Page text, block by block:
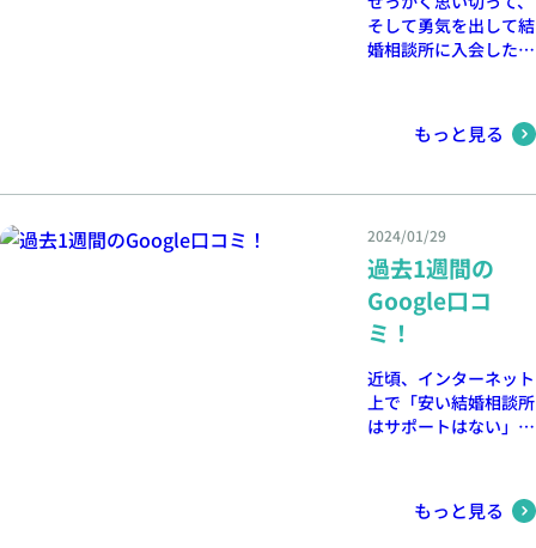
そして勇気を出して結
婚相談所に入会したも
方向けに、背中を押す
きっかけになればと思
もっと見る
2024/01/29
過去1週間の
Google口コ
ミ！
近頃、インターネット
上で「安い結婚相談所
はサポートはない」と
談所マダカナについて
は、安い結婚相談所だ
もっと見る